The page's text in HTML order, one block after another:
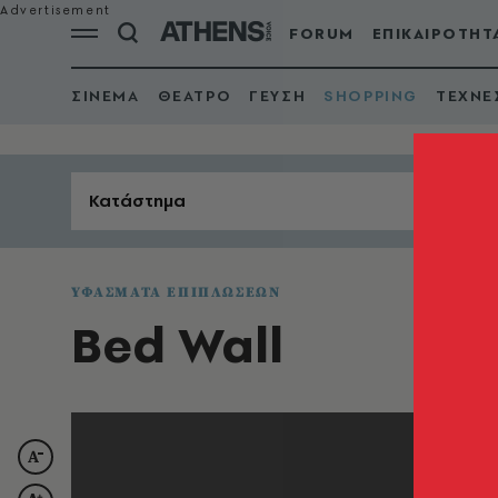
FORUM
ΣΙΝΕΜΑ ΘΕΑΤΡΟ ΓΕΥΣΗ SHOPPING
Κατάστημα
ΥΦΑΣΜΑΤΑ ΕΠΙΠΛΩΣΕΩΝ
Bed Wall